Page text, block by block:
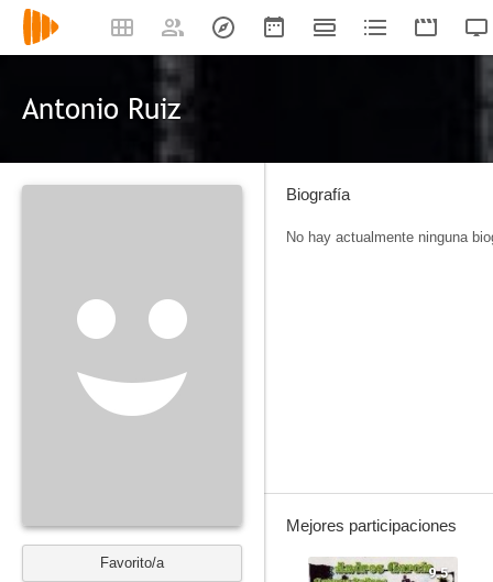
Antonio Ruiz
Favorito/a
Biografía
No hay actualmente ninguna
Mejores participaciones
9.5